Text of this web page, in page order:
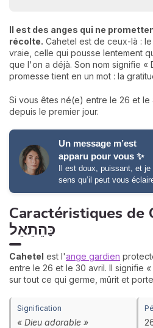
Il est des anges qui ne
récolte. Cahetel est de ceux-là :
vraie, celle qui pousse lentement
que l'on a déjà. Son nom signifie «
promesse tient en un mot : la
Si vous êtes né(e) entre le 26 et
depuis le premier jour.
Un message m’est
apparu pour vous ✨
Il est doux, puissant, et je
sens qu’il peut vous
Caractéristiques
כַּהֵתֵאֵל
Cahetel est l'ange gardien
entre le 26 et le 30 avril. Il signifie
sur tout ce qui germe, mûrit et
Signification
« Dieu adorable »